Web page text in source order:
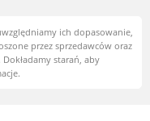
ich dopasowanie,
przez sprzedawców oraz
starań, aby